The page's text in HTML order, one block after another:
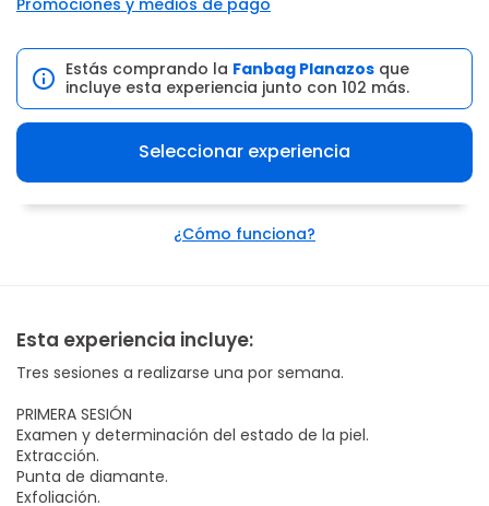
Estás comprando la Fanbag Planazos que
incluye esta experiencia junto con 102 más.
Seleccionar experiencia
¿Cómo funciona?
Esta experiencia incluye:
Tres sesiones a realizarse una por semana.
PRIMERA SESIÓN
Examen y determinación del estado de la piel.
Extracción.
Punta de diamante.
Exfoliación.